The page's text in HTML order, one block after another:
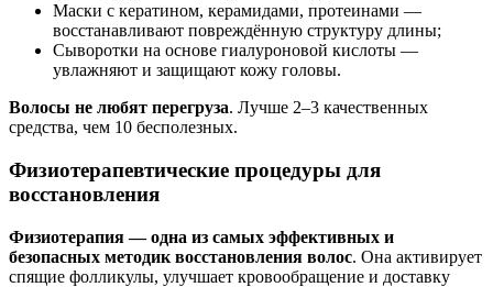
Маски с кератином, керамидами, протеинами —
восстанавливают повреждённую структуру длины;
Сыворотки на основе гиалуроновой кислоты —
увлажняют и защищают кожу головы.
Волосы не любят перегруза. Лучше 2–3 качественных
средства, чем 10 бесполезных.
Физиотерапевтические процедуры для
восстановления
Физиотерапия — одна из самых эффективных и
безопасных методик восстановления волос. Она активирует
спящие фолликулы, улучшает кровообращение и доставку